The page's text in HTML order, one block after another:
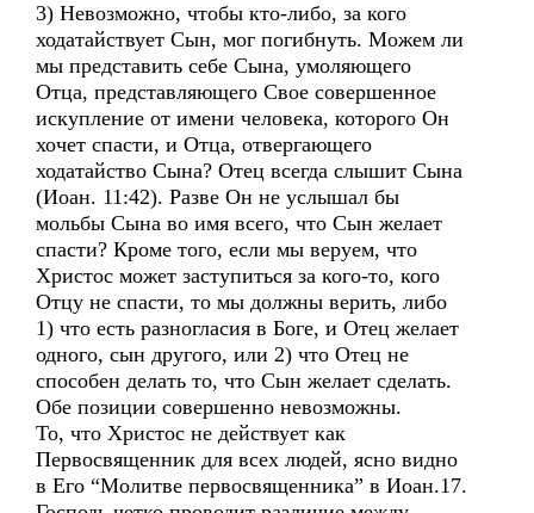
3) Невозможно, чтобы кто-либо, за кого
ходатайствует Сын, мог погибнуть. Можем ли
мы представить себе Сына, умоляющего
Отца, представляющего Свое совершенное
искупление от имени человека, которого Он
хочет спасти, и Отца, отвергающего
ходатайство Сына? Отец всегда слышит Сына
(Иоан. 11:42). Разве Он не услышал бы
мольбы Сына во имя всего, что Сын желает
спасти? Кроме того, если мы веруем, что
Христос может заступиться за кого-то, кого
Отцу не спасти, то мы должны верить, либо
1) что есть разногласия в Боге, и Отец желает
одного, сын другого, или 2) что Отец не
способен делать то, что Сын желает сделать.
Обе позиции совершенно невозможны.
То, что Христос не действует как
Первосвященник для всех людей, ясно видно
в Его “Молитве первосвященника” в Иоан.17.